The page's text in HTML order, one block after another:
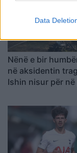
Data
Nënë e bir
në aksidentin
Ishin nisur për në
udhëtimin e